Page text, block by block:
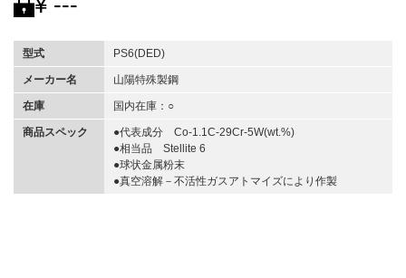
型式 PS6(DED)
メーカー名 山陽特殊製鋼
在庫 国内在庫：○
商品スペック
●代表成分 Co-1.1C-29Cr-5W(wt.%)
●相当品 Stellite 6
●球状金属粉末
●真空溶解－不活性ガスアトマイズにより作製